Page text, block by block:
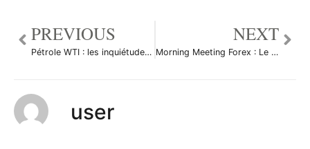
PREVIOUS
Pétrole WTI : les inquiétudes sur l’économie font plonger le prix du baril par Valentin Aufrand
NEXT
Morning Meeting Forex : Le dollar marque une pause par Cedric Damestoy
user